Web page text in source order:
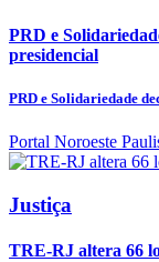
PRD e
presidencial
PRD e Solidariedade
Portal Noroeste
Justiça
TRE-RJ altera 66